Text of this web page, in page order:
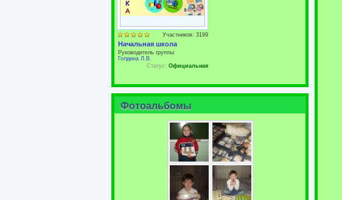
Участников: 3199
Начальная школа
Руководитель группы:
Голдина Л.В.
Статус: Официальная
Фотоальбомы